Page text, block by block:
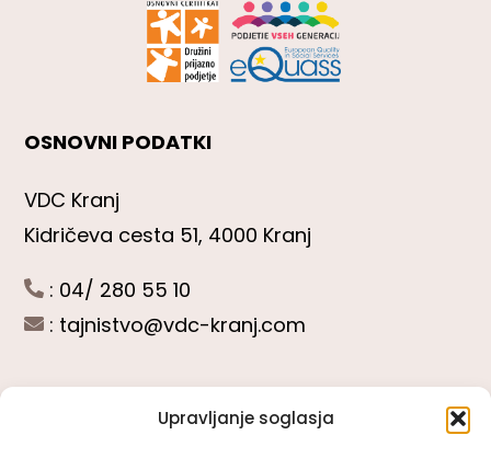
Upravljanje soglasja
OSNOVNI PODATKI
VDC Kranj
Kidričeva cesta 51, 4000 Kranj
: 04/ 280 55 10
: tajnistvo@vdc-kranj.com